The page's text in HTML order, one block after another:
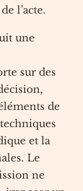
l’acte.
une
sur des
de
et la
Le
ne